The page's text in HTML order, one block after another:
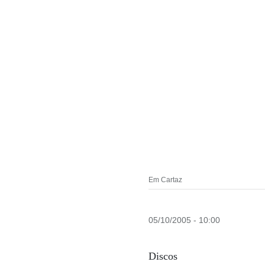
Em Cartaz
05/10/2005 - 10:00
Discos